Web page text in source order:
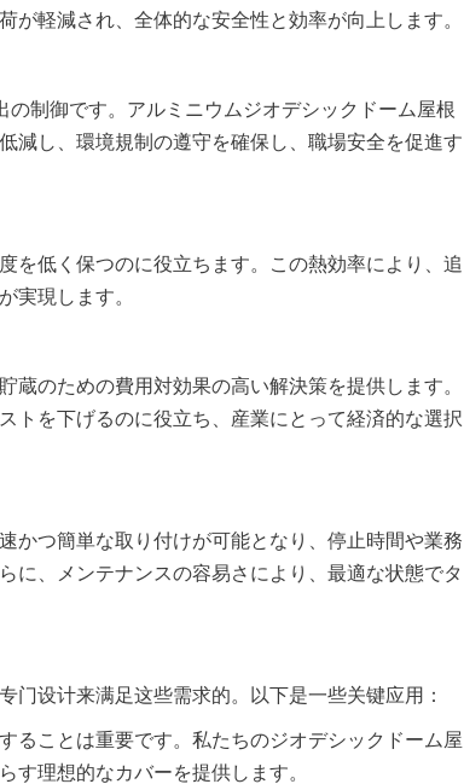
軽減され、全体的な安全性と効率が向上します。
制御です。アルミニウムジオデシックドーム屋根
減し、環境規制の遵守を確保し、職場安全を促進す
を低く保つのに役立ちます。この熱効率により、追
実現します。
のための費用対効果の高い解決策を提供します。
トを下げるのに役立ち、産業にとって経済的な選択
かつ簡単な取り付けが可能となり、停止時間や業務
に、メンテナンスの容易さにより、最適な状態でタ
设计来满足这些需求的。以下是一些关键应用：
ることは重要です。私たちのジオデシックドーム屋
す理想的なカバーを提供します。